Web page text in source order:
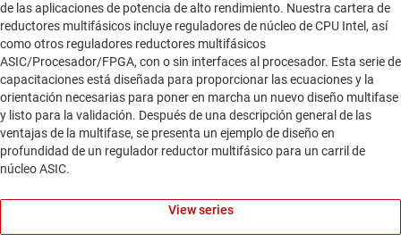
de las aplicaciones de potencia de alto rendimiento. Nuestra cartera de
reductores multifásicos incluye reguladores de núcleo de CPU Intel, así
como otros reguladores reductores multifásicos
ASIC/Procesador/FPGA, con o sin interfaces al procesador. Esta serie de
capacitaciones está diseñada para proporcionar las ecuaciones y la
orientación necesarias para poner en marcha un nuevo diseño multifase
y listo para la validación. Después de una descripción general de las
ventajas de la multifase, se presenta un ejemplo de diseño en
profundidad de un regulador reductor multifásico para un carril de
núcleo ASIC.
View series